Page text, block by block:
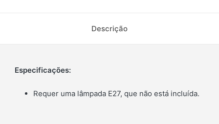
Descrição
Especificações:
Requer uma lâmpada E27, que não está incluída.